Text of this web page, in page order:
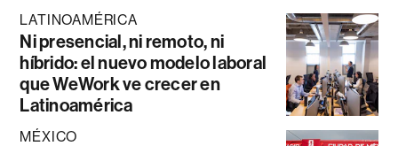
LATINOAMÉRICA
Ni presencial, ni remoto, ni
híbrido: el nuevo modelo laboral
que WeWork ve crecer en
Latinoamérica
MÉXICO